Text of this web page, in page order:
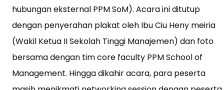
hubungan eksternal PPM SoM). Acara ini ditutup
dengan penyerahan plakat oleh Ibu Ciu Heny meiria
(Wakil Ketua II Sekolah Tinggi Manajemen) dan foto
bersama dengan tim core faculty PPM School of
Management. Hingga dikahir acara, para peserta